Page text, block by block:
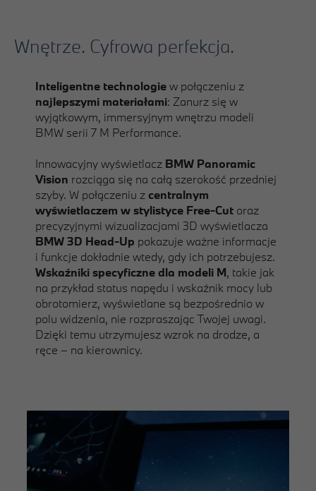
Wnętrze. Cyfrowa perfekcja.
Inteligentne technologiew połączeniu z
najlepszymi materiałami: Zanurz się w
wyjątkowym, immersyjnym wnętrzu modeli
BMW serii 7 M Performance.
Innowacyjny wyświetlacz BMW Panoramic
Vision rozciąga się na całą szerokość przedniej
szyby. W połączeniu z centralnym
wyświetlaczem w stylistyce Free-Cut oraz
precyzyjnymi wizualizacjami 3D wyświetlacza
BMW 3D Head-Up pokazuje ważne informacje
i funkcje dokładnie wtedy, gdy ich potrzebujesz.
Wskaźniki specyficzne dla modeli M, takie jak
na przykład status napędu i wskaźnik mocy lub
obrotomierz, wyświetlane są bezpośrednio w
polu widzenia, nie rozpraszając Twojej uwagi.
Dzięki temu utrzymujesz wzrok na drodze, a
ręce – na kierownicy.